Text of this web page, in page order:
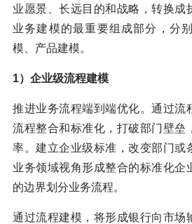
业愿景、长远目的和战略，转换成
业务建模的最重要组成部分，分
模、产品建模。
1）企业级流程建模
推进业务流程端到端优化。通过流
流程整合和标准化，打破部门壁垒
率。建立企业级标准，改变部门或
业务领域视角形成整合的标准化企
的边界划分业务流程。
通过流程建模，将形成银行向市场